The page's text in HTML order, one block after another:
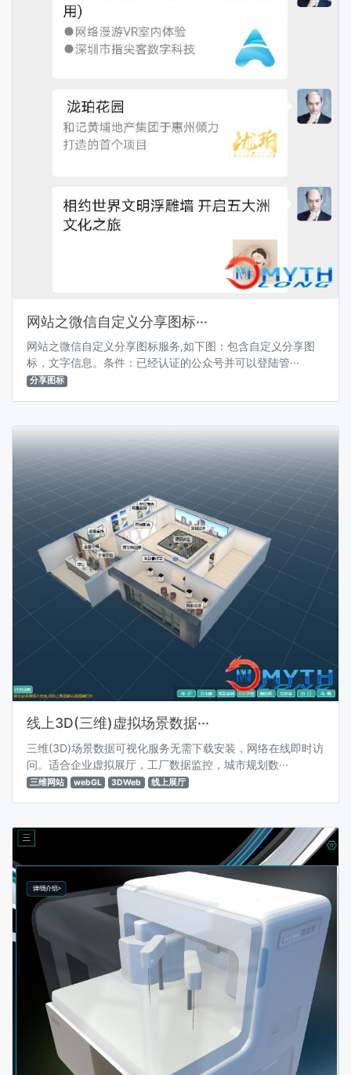
网站之微信自定义分享图标···
网站之微信自定义分享图标服务,如下图：包含自定义分享图
标，文字信息。条件：已经认证的公众号并可以登陆管···
分享图标
线上3D(三维)虚拟场景数据···
三维(3D)场景数据可视化服务无需下载安装，网络在线即时访
问。适合企业虚拟展厅，工厂数据监控，城市规划数···
三维网站 webGL 3DWeb 线上展厅